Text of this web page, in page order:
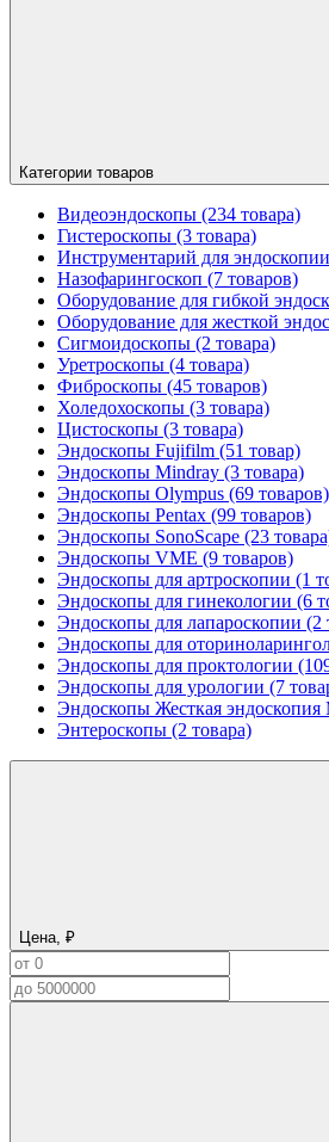
Категории товаров
Видеоэндоскопы (234 товара)
Гистероскопы (3 товара)
Инструментарий для
Назофарингоскоп (7 товаров)
Оборудование для гибкой
Оборудование для жесткой
Сигмоидоскопы (2 товара)
Уретроскопы (4 товара)
Фиброскопы (45 товаров)
Холедохоскопы (3 товара)
Цистоскопы (3 товара)
Эндоскопы Fujifilm (51 товар)
Эндоскопы Mindray (3 товара)
Эндоскопы Olympus (69 товаров)
Эндоскопы Pentax (99 товаров)
Эндоскопы SonoScape (23
Эндоскопы VME (9 товаров)
Эндоскопы для артроскопии (1
Эндоскопы для гинекологии (6
Эндоскопы для лапароскопии (2
Эндоскопы для
Эндоскопы для проктологии
Эндоскопы для урологии (7
Эндоскопы Жесткая эндоскопия
Энтероскопы (2 товара)
Цена, ₽